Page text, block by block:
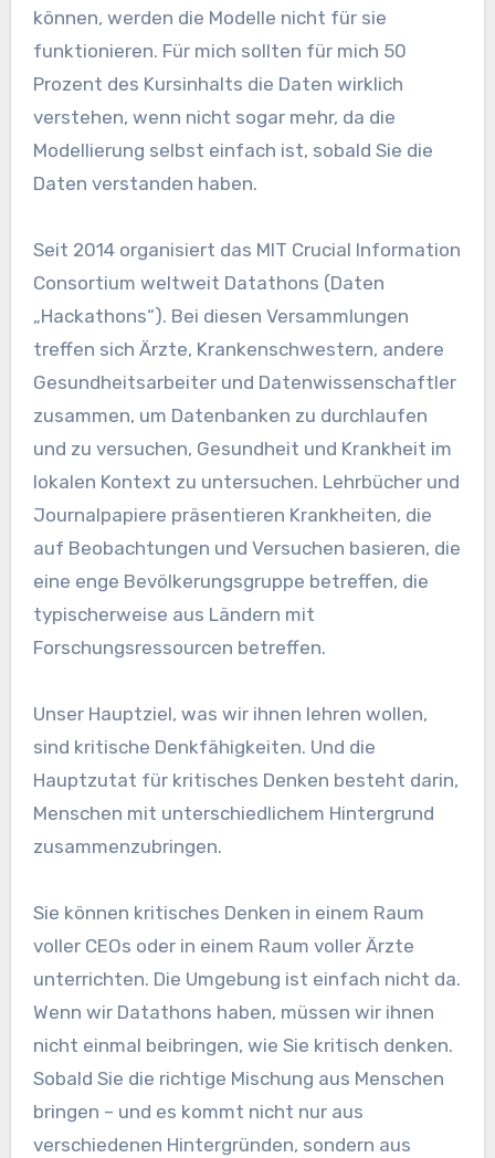
können, werden die Modelle nicht für sie
funktionieren. Für mich sollten für mich 50
Prozent des Kursinhalts die Daten wirklich
verstehen, wenn nicht sogar mehr, da die
Modellierung selbst einfach ist, sobald Sie die
Daten verstanden haben.
Seit 2014 organisiert das MIT Crucial Information
Consortium weltweit Datathons (Daten
„Hackathons“). Bei diesen Versammlungen
treffen sich Ärzte, Krankenschwestern, andere
Gesundheitsarbeiter und Datenwissenschaftler
zusammen, um Datenbanken zu durchlaufen
und zu versuchen, Gesundheit und Krankheit im
lokalen Kontext zu untersuchen. Lehrbücher und
Journalpapiere präsentieren Krankheiten, die
auf Beobachtungen und Versuchen basieren, die
eine enge Bevölkerungsgruppe betreffen, die
typischerweise aus Ländern mit
Forschungsressourcen betreffen.
Unser Hauptziel, was wir ihnen lehren wollen,
sind kritische Denkfähigkeiten. Und die
Hauptzutat für kritisches Denken besteht darin,
Menschen mit unterschiedlichem Hintergrund
zusammenzubringen.
Sie können kritisches Denken in einem Raum
voller CEOs oder in einem Raum voller Ärzte
unterrichten. Die Umgebung ist einfach nicht da.
Wenn wir Datathons haben, müssen wir ihnen
nicht einmal beibringen, wie Sie kritisch denken.
Sobald Sie die richtige Mischung aus Menschen
bringen – und es kommt nicht nur aus
verschiedenen Hintergründen, sondern aus